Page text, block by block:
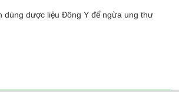
dùng dược liệu Đông Y để ngừa ung thư